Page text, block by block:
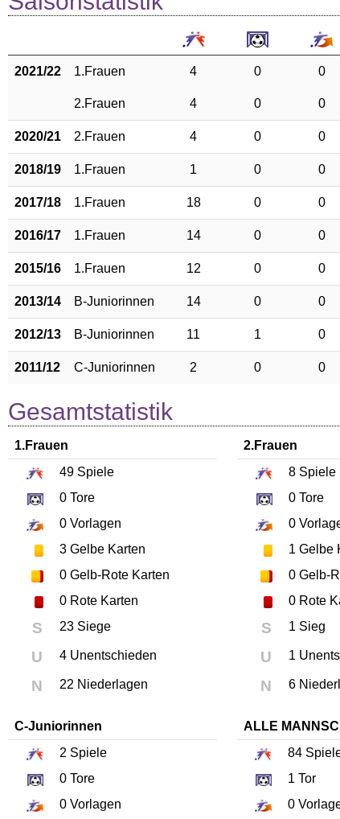
2021/22 1.Frauen 4 0 0
2.Frauen 4 0 0
2020/21 2.Frauen 4 0 0
2018/19 1.Frauen 1 0 0
2017/18 1.Frauen 18 0 0
2016/17 1.Frauen 14 0 0
2015/16 1.Frauen 12 0 0
2013/14 B-Juniorinnen 14 0 0
2012/13 B-Juniorinnen 11 1 0
2011/12 C-Juniorinnen 2 0 0
Gesamtstatistik
1.Frauen
49 Spiele
0 Tore
0 Vorlagen
3 Gelbe Karten
0 Gelb-Rote Karten
0 Rote Karten
S 23 Siege
U 4 Unentschieden
N 22 Niederlagen
2.Frauen
8Spiele
0Tore
0
1 Gelbe
0Gelb-
0Rote
S 1 Sieg
U 1
N 6
C-Juniorinnen
2 Spiele
0 Tore
0 Vorlagen
ALLE
84
1 Tor
0